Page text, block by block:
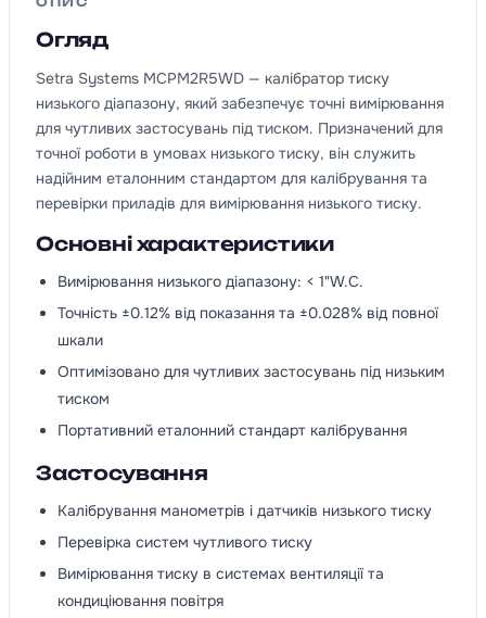
Огляд
Setra Systems MCPM2R5WD — калібратор тиску
низького діапазону, який забезпечує точні вимірювання
для чутливих застосувань під тиском. Призначений для
точної роботи в умовах низького тиску, він служить
надійним еталонним стандартом для калібрування та
перевірки приладів для вимірювання низького тиску.
Основні характеристики
Вимірювання низького діапазону: < 1"W.C.
Точність ±0.12% від показання та ±0.028% від повної
шкали
Оптимізовано для чутливих застосувань під низьким
тиском
Портативний еталонний стандарт калібрування
Застосування
Калібрування манометрів і датчиків низького тиску
Перевірка систем чутливого тиску
Вимірювання тиску в системах вентиляції та
кондиціювання повітря